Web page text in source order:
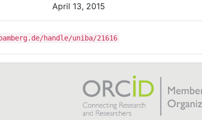
April 13, 2015
handle/uniba/21616